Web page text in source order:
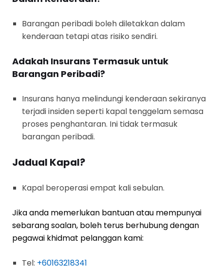
Barangan peribadi boleh diletakkan dalam
kenderaan tetapi atas risiko sendiri.
Adakah Insurans Termasuk untuk
Barangan Peribadi?
Insurans hanya melindungi kenderaan sekiranya
terjadi insiden seperti kapal tenggelam semasa
proses penghantaran. Ini tidak termasuk
barangan peribadi.
Jadual Kapal?
Kapal beroperasi empat kali sebulan.
Jika anda memerlukan bantuan atau mempunyai
sebarang soalan, boleh terus berhubung dengan
pegawai khidmat pelanggan kami:
Tel: +60163218341